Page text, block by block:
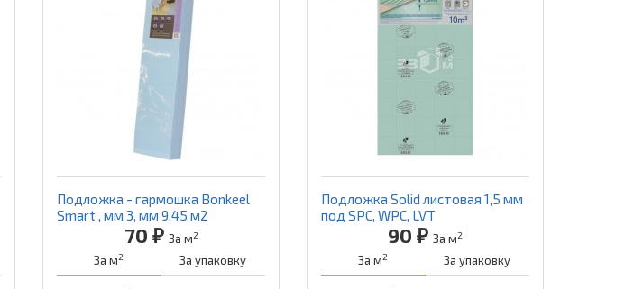
Подложка - гармошка Bonkeel
Smart , мм 3, мм 9,45 м2
70 ₽ За м2
За м2 За упаковку
Подложка Solid листовая 1,5 мм
под SPC, WPC, LVT
90 ₽ За м2
За м2 За упаковку